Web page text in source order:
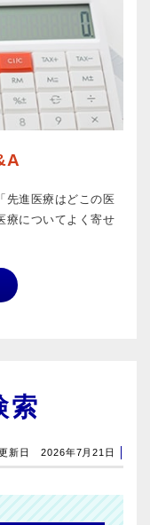
先進医療はどこの医
療についてよく寄せ
索
新日 2026年7月21日